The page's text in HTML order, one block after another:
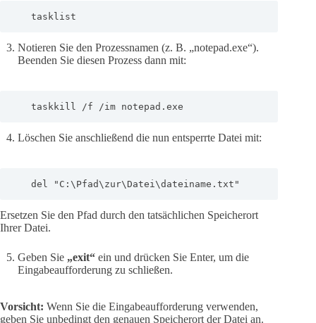
   tasklist
Notieren Sie den Prozessnamen (z. B. „notepad.exe“).
Beenden Sie diesen Prozess dann mit:
   taskkill /f /im notepad.exe
Löschen Sie anschließend die nun entsperrte Datei mit:
   del "C:\Pfad\zur\Datei\dateiname.txt"
Ersetzen Sie den Pfad durch den tatsächlichen Speicherort
Ihrer Datei.
Geben Sie „exit“ ein und drücken Sie Enter, um die
Eingabeaufforderung zu schließen.
Vorsicht: Wenn Sie die Eingabeaufforderung verwenden,
geben Sie unbedingt den genauen Speicherort der Datei an.